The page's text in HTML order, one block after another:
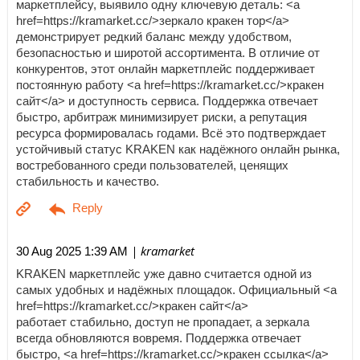
маркетплейсу, выявило одну ключевую деталь: <a
href=https://kramarket.cc/>зеркало кракен тор</a>
демонстрирует редкий баланс между удобством,
безопасностью и широтой ассортимента. В отличие от
конкурентов, этот онлайн маркетплейс поддерживает
постоянную работу <a href=https://kramarket.cc/>кракен
сайт</a> и доступность сервиса. Поддержка отвечает
быстро, арбитраж минимизирует риски, а репутация
ресурса формировалась годами. Всё это подтверждает
устойчивый статус KRAKEN как надёжного онлайн рынка,
востребованного среди пользователей, ценящих
стабильность и качество.
30 Aug 2025 1:39 AM | kramarket
KRAKEN маркетплейс уже давно считается одной из
самых удобных и надёжных площадок. Официальный <a
href=https://kramarket.cc/>кракен сайт</a>
работает стабильно, доступ не пропадает, а зеркала
всегда обновляются вовремя. Поддержка отвечает
быстро, <a href=https://kramarket.cc/>кракен ссылка</a>